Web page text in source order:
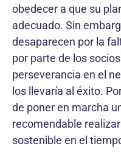
obedecer a que su
adecuado. Sin
desaparecen por la
por parte de los
perseverancia en el
los llevaría al éxito.
de poner en marcha
recomendable
sostenible en el